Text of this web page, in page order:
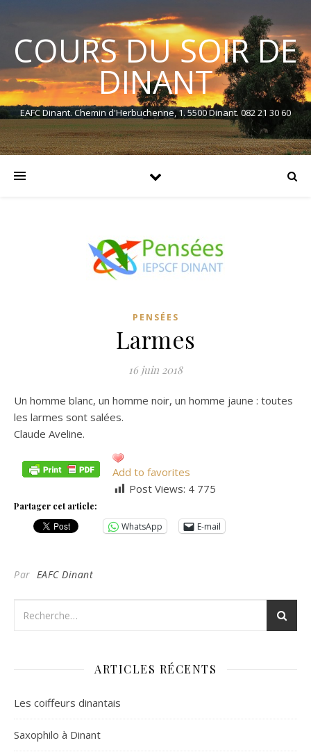
COURS DU SOIR DE
DINANT
EAFC Dinant. Chemin d'Herbuchenne, 1. 5500 Dinant. 082 21 30 60
PENSÉES
Larmes
16 juin 2018
Un homme blanc, un homme noir, un homme jaune : toutes
les larmes sont salées.
Claude Aveline.
Add to favorites
Post Views: 4 775
Partager cet article:
WhatsApp E-mail
Par EAFC Dinant
ARTICLES RÉCENTS
Les coiffeurs dinantais
Saxophilo à Dinant